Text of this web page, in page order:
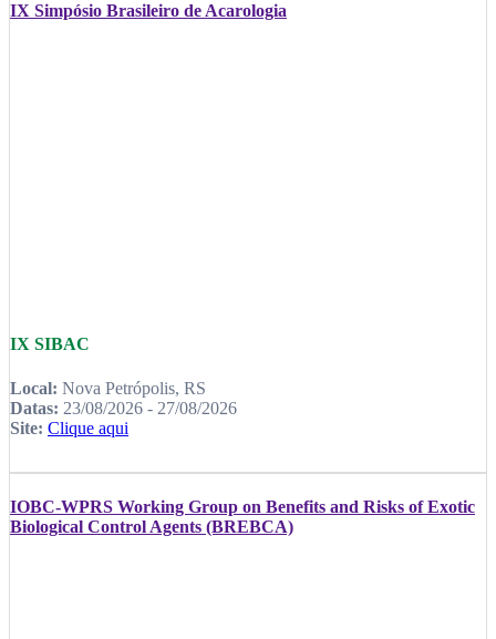
IX Simpósio Brasileiro de Acarologia
IX SIBAC
Local: Nova Petrópolis, RS
Datas: 23/08/2026 - 27/08/2026
Site: Clique aqui
IOBC-WPRS Working Group on Benefits and Risks of Exotic
Biological Control Agents (BREBCA)